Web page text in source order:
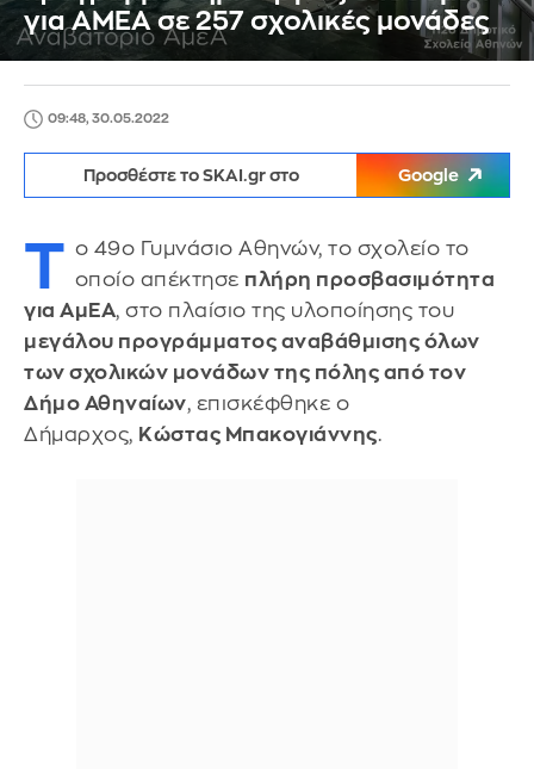
για ΑΜΕΑ σε 257 σχολικές μονάδες
09:48, 30.05.2022
Προσθέστε το SKAI.gr στο Google
Τ ο 49ο Γυμνάσιο Αθηνών, το σχολείο το
οποίο απέκτησε πλήρη προσβασιμότητα
για ΑμΕΑ, στο πλαίσιο της υλοποίησης του
μεγάλου προγράμματος αναβάθμισης όλων
των σχολικών μονάδων της πόλης από τον
Δήμο Αθηναίων, επισκέφθηκε ο
Δήμαρχος, Κώστας Μπακογιάννης.